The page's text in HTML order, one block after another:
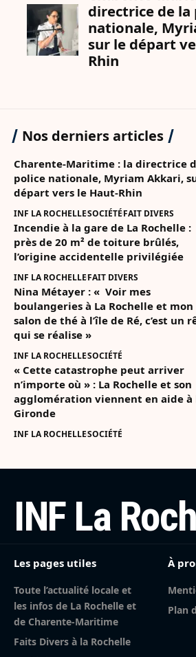
Nos derniers articles
Charente-Maritime : la directrice
police nationale, Myriam Akkari,
départ vers le Haut-Rhin
INF LA ROCHELLESOCIÉTÉFAIT DIVERS
Incendie à la gare de La Rochelle :
près de 20 m² de toiture brûlés,
l’origine accidentelle privilégiée
INF LA ROCHELLEFAIT DIVERS
Nina Métayer : « Voir mes
boulangeries à La Rochelle et mon
salon de thé à l’île de Ré, c’est un
qui se réalise »
INF LA ROCHELLESOCIÉTÉ
« Cette catastrophe peut arriver
n’importe où » : La Rochelle et son
agglomération viennent en aide à
Gironde
INF LA ROCHELLESOCIÉTÉ
INF La
Les pages utiles
Toute l’actualité locale et
les infos de La Rochelle et
de Charente-Maritime
Faits Divers à la Rochelle
À
Plan